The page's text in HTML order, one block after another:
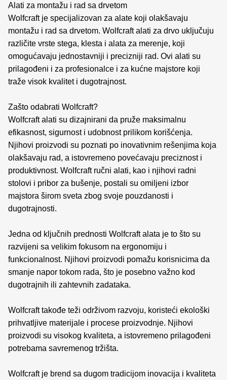
Alati za montažu i rad sa drvetom
Wolfcraft je specijalizovan za alate koji olakšavaju
montažu i rad sa drvetom. Wolfcraft alati za drvo uključuju
različite vrste stega, klesta i alata za merenje, koji
omogućavaju jednostavniji i precizniji rad. Ovi alati su
prilagođeni i za profesionalce i za kućne majstore koji
traže visok kvalitet i dugotrajnost.
Zašto odabrati Wolfcraft?
Wolfcraft alati su dizajnirani da pruže maksimalnu
efikasnost, sigurnost i udobnost prilikom korišćenja.
Njihovi proizvodi su poznati po inovativnim rešenjima koja
olakšavaju rad, a istovremeno povećavaju preciznost i
produktivnost. Wolfcraft ručni alati, kao i njihovi radni
stolovi i pribor za bušenje, postali su omiljeni izbor
majstora širom sveta zbog svoje pouzdanosti i
dugotrajnosti.
Jedna od ključnih prednosti Wolfcraft alata je to što su
razvijeni sa velikim fokusom na ergonomiju i
funkcionalnost. Njihovi proizvodi pomažu korisnicima da
smanje napor tokom rada, što je posebno važno kod
dugotrajnih ili zahtevnih zadataka.
Wolfcraft takođe teži održivom razvoju, koristeći ekološki
prihvatljive materijale i procese proizvodnje. Njihovi
proizvodi su visokog kvaliteta, a istovremeno prilagođeni
potrebama savremenog tržišta.
Wolfcraft je brend sa dugom tradicijom inovacija i kvaliteta